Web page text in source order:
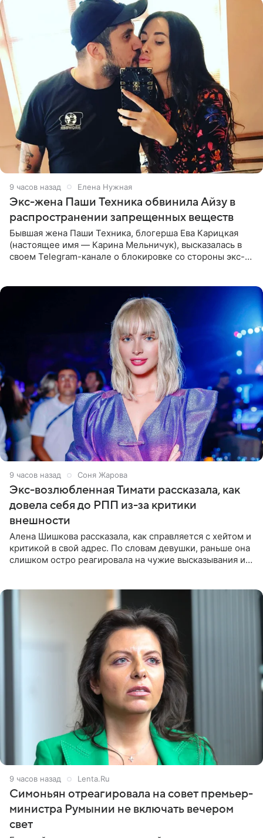
9 часов назад Елена Нужная
Экс-жена Паши Техника обвинила Айзу в
распространении запрещенных веществ
Бывшая жена Паши Техника, блогерша Ева Карицкая
(настоящее имя — Карина Мельничук), высказалась в
своем Telegram-канале о блокировке со стороны экс-
9 часов назад Соня Жарова
Экс-возлюбленная Тимати рассказала, как
довела себя до РПП из-за критики
внешности
Алена Шишкова рассказала, как справляется с хейтом и
критикой в свой адрес. По словам девушки, раньше она
слишком остро реагировала на чужие высказывания и
9 часов назад Lenta.Ru
Симоньян отреагировала на совет премьер-
министра Румынии не включать вечером
свет